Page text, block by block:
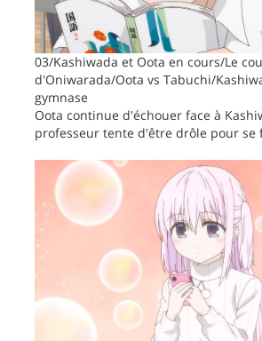
03/Kashiwada et Oota en cours/Le
d'Oniwarada/Oota vs Tabuchi/
gymnase
Oota continue d'échouer face à
professeur tente d'être drôle pour se